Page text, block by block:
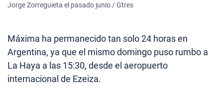
Jorge Zorreguieta el pasado junio / Gtres
Máxima ha permanecido tan solo 24 horas en
Argentina, ya que el mismo domingo puso rumbo a
La Haya a las 15:30, desde el aeropuerto
internacional de Ezeiza.